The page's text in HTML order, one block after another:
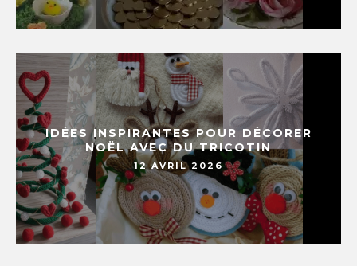
IDÉES INSPIRANTES POUR DÉCORER
NOËL AVEC DU TRICOTIN
12 AVRIL 2026